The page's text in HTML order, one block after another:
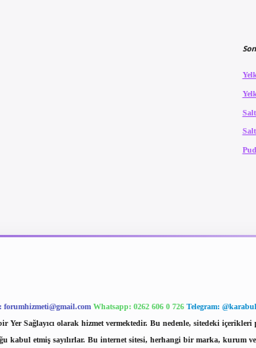
forumhizmeti@gmail.com Whatsapp: 0262 606 0 726 Telegram: @karabul
Sağlayıcı olarak hizmet vermektedir. Bu nedenle, sitedeki
etmiş sayılırlar. Bu internet sitesi, herhangi bir marka, kurum